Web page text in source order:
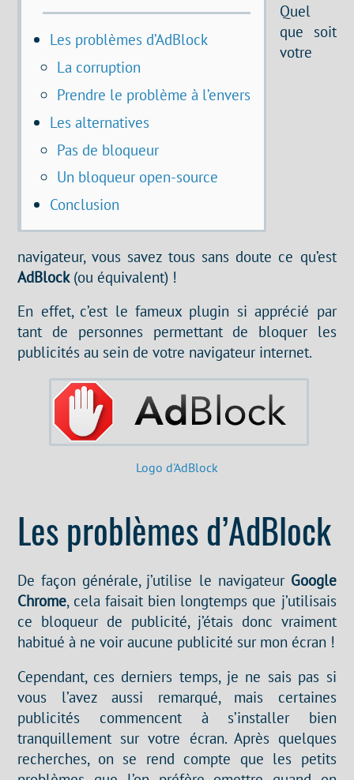
Les problèmes d’AdBlock
La corruption
Prendre le problème à l’envers
Les alternatives
Pas de bloqueur
Un bloqueur open-source
Conclusion
Quel
que soit
votre
navigateur, vous savez tous sans doute ce qu’est
AdBlock(ou équivalent) !
En effet, c’est le fameux plugin si apprécié par
tant de personnes permettant de bloquer les
publicités au sein de votre navigateur internet.
Logo d'AdBlock
Les problèmes d’AdBlock
De façon générale, j’utilise le navigateur Google
Chrome, cela faisait bien longtemps que j’utilisais
ce bloqueur de publicité, j’étais donc vraiment
habitué à ne voir aucune publicité sur mon écran !
Cependant, ces derniers temps, je ne sais pas si
vous l’avez aussi remarqué, mais certaines
publicités commencent à s’installer bien
tranquillement sur votre écran. Après quelques
recherches, on se rend compte que les petits